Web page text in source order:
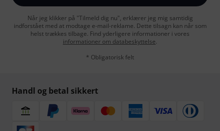
Når jeg klikker på "Tilmeld dig nu", erklærer jeg mig samtidig
indforstået med at modtage e-mail-reklame. Dette tilsagn kan når som
helst trækkes tilbage. Find yderligere informationer i vores
informationer om databeskyttelse.
* Obligatorisk felt
Handl og betal sikkert